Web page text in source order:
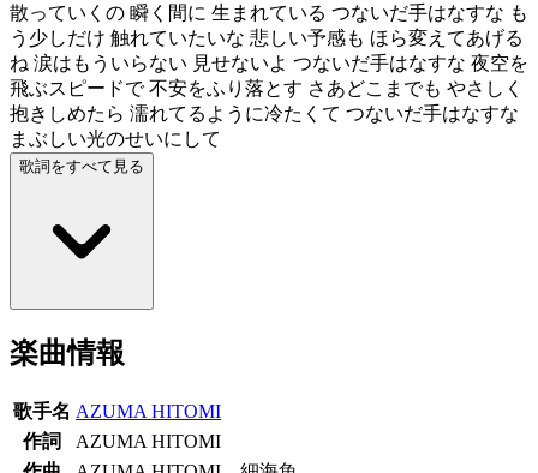
散っていくの 瞬く間に 生まれている つないだ手はなすな も
う少しだけ 触れていたいな 悲しい予感も ほら変えてあげる
ね 涙はもういらない 見せないよ つないだ手はなすな 夜空を
飛ぶスピードで 不安をふり落とす さあどこまでも やさしく
抱きしめたら 濡れてるように冷たくて つないだ手はなすな
まぶしい光のせいにして
歌詞をすべて見る
楽曲情報
歌手名 AZUMA HITOMI
作詞
AZUMA HITOMI